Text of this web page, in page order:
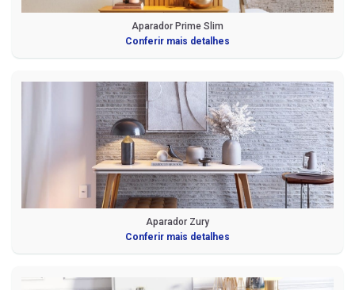
Aparador Prime Slim
Conferir mais detalhes
Aparador Zury
Conferir mais detalhes